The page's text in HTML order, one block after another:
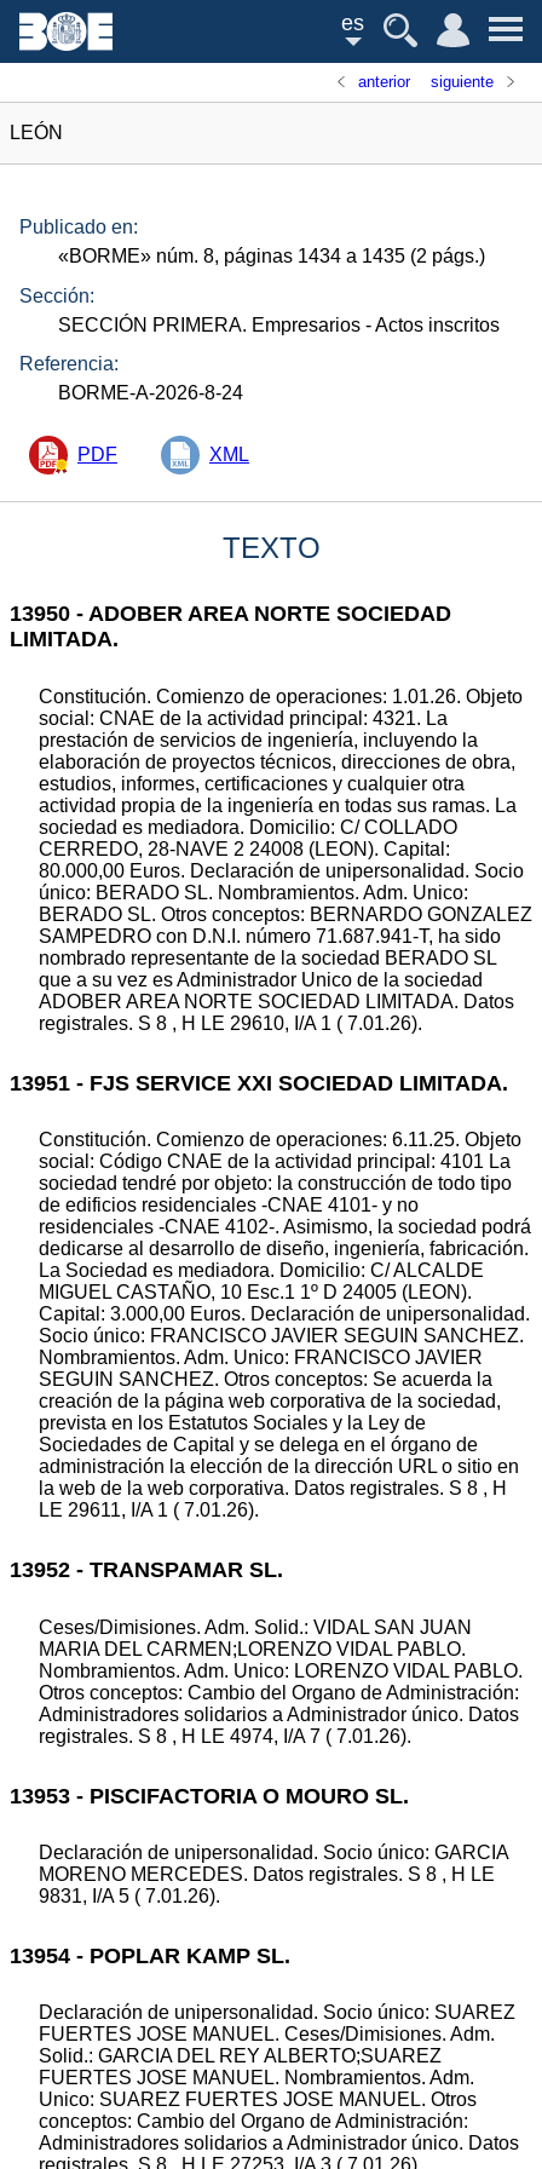
es
anterior siguiente
LEÓN
Publicado en:
«BORME» núm. 8, páginas 1434 a 1435 (2 págs.)
Sección:
SECCIÓN PRIMERA. Empresarios - Actos inscritos
Referencia:
BORME-A-2026-8-24
PDF XML
TEXTO
13950 - ADOBER AREA NORTE SOCIEDAD
LIMITADA.
Constitución. Comienzo de operaciones: 1.01.26. Objeto
social: CNAE de la actividad principal: 4321. La
prestación de servicios de ingeniería, incluyendo la
elaboración de proyectos técnicos, direcciones de obra,
estudios, informes, certificaciones y cualquier otra
actividad propia de la ingeniería en todas sus ramas. La
sociedad es mediadora. Domicilio: C/ COLLADO
CERREDO, 28-NAVE 2 24008 (LEON). Capital:
80.000,00 Euros. Declaración de unipersonalidad. Socio
único: BERADO SL. Nombramientos. Adm. Unico:
BERADO SL. Otros conceptos: BERNARDO GONZALEZ
SAMPEDRO con D.N.I. número 71.687.941-T, ha sido
nombrado representante de la sociedad BERADO SL
que a su vez es Administrador Unico de la sociedad
ADOBER AREA NORTE SOCIEDAD LIMITADA. Datos
registrales. S 8 , H LE 29610, I/A 1 ( 7.01.26).
13951 - FJS SERVICE XXI SOCIEDAD LIMITADA.
Constitución. Comienzo de operaciones: 6.11.25. Objeto
social: Código CNAE de la actividad principal: 4101 La
sociedad tendré por objeto: la construcción de todo tipo
de edificios residenciales -CNAE 4101- y no
residenciales -CNAE 4102-. Asimismo, la sociedad podrá
dedicarse al desarrollo de diseño, ingeniería, fabricación.
La Sociedad es mediadora. Domicilio: C/ ALCALDE
MIGUEL CASTAÑO, 10 Esc.1 1º D 24005 (LEON).
Capital: 3.000,00 Euros. Declaración de unipersonalidad.
Socio único: FRANCISCO JAVIER SEGUIN SANCHEZ.
Nombramientos. Adm. Unico: FRANCISCO JAVIER
SEGUIN SANCHEZ. Otros conceptos: Se acuerda la
creación de la página web corporativa de la sociedad,
prevista en los Estatutos Sociales y la Ley de
Sociedades de Capital y se delega en el órgano de
administración la elección de la dirección URL o sitio en
la web de la web corporativa. Datos registrales. S 8 , H
LE 29611, I/A 1 ( 7.01.26).
13952 - TRANSPAMAR SL.
Ceses/Dimisiones. Adm. Solid.: VIDAL SAN JUAN
MARIA DEL CARMEN;LORENZO VIDAL PABLO.
Nombramientos. Adm. Unico: LORENZO VIDAL PABLO.
Otros conceptos: Cambio del Organo de Administración:
Administradores solidarios a Administrador único. Datos
registrales. S 8 , H LE 4974, I/A 7 ( 7.01.26).
13953 - PISCIFACTORIA O MOURO SL.
Declaración de unipersonalidad. Socio único: GARCIA
MORENO MERCEDES. Datos registrales. S 8 , H LE
9831, I/A 5 ( 7.01.26).
13954 - POPLAR KAMP SL.
Declaración de unipersonalidad. Socio único: SUAREZ
FUERTES JOSE MANUEL. Ceses/Dimisiones. Adm.
Solid.: GARCIA DEL REY ALBERTO;SUAREZ
FUERTES JOSE MANUEL. Nombramientos. Adm.
Unico: SUAREZ FUERTES JOSE MANUEL. Otros
conceptos: Cambio del Organo de Administración:
Administradores solidarios a Administrador único. Datos